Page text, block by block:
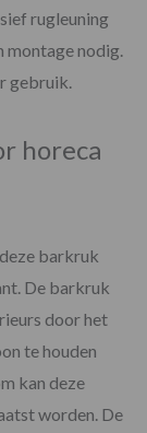
rugleuning
montage nodig.
gebruik.
horeca
barkruk
De barkruk
door het
te houden
kan deze
worden. De